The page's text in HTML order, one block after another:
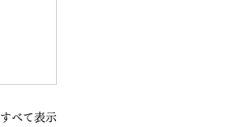
すべて表示